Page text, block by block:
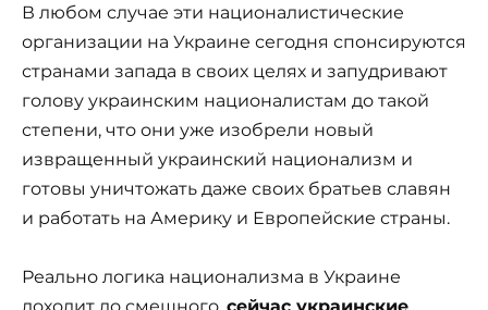
В любом случае эти националистические
организации на Украине сегодня спонсируются
странами запада в своих целях и запудривают
голову украинским националистам до такой
степени, что они уже изобрели новый
извращенный украинский национализм и
готовы уничтожать даже своих братьев славян
и работать на Америку и Европейские страны.
Реально логика национализма в Украине